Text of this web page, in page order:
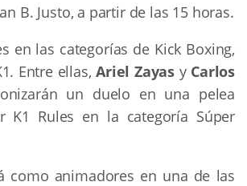
B. Justo, a partir de las 15 horas.
en las categorías de Kick Boxing,
Entre ellas,Ariel Zayasy Carlos
un duelo en una pelea
K1 Rules en la categoría Súper
como animadores en una de las